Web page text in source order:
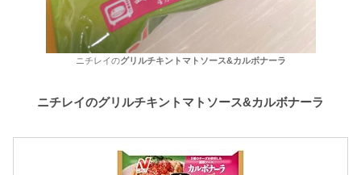
ニチレイのグリルチキントマトソース&カルボナーラ
ニチレイのグリルチキントマトソース&カルボナーラ